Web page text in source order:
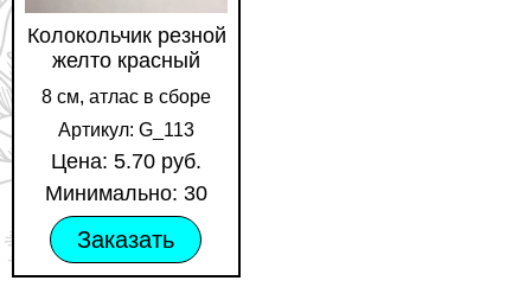
Колокольчик резной
желто красный
8 см, атлас в сборе
Артикул: G_113
Цена: 5.70 руб.
Минимально: 30
Заказать